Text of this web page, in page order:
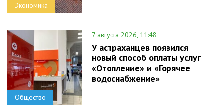
Экономика
Общество
7 августа 2026, 11:48
У астраханцев появился
новый способ оплаты услуг
«Отопление» и «Горячее
водоснабжение»